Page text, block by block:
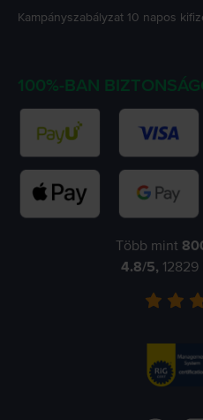
Kampányszabályzat 10 napos
100%-BAN
Több mint
4.8/5, 12829